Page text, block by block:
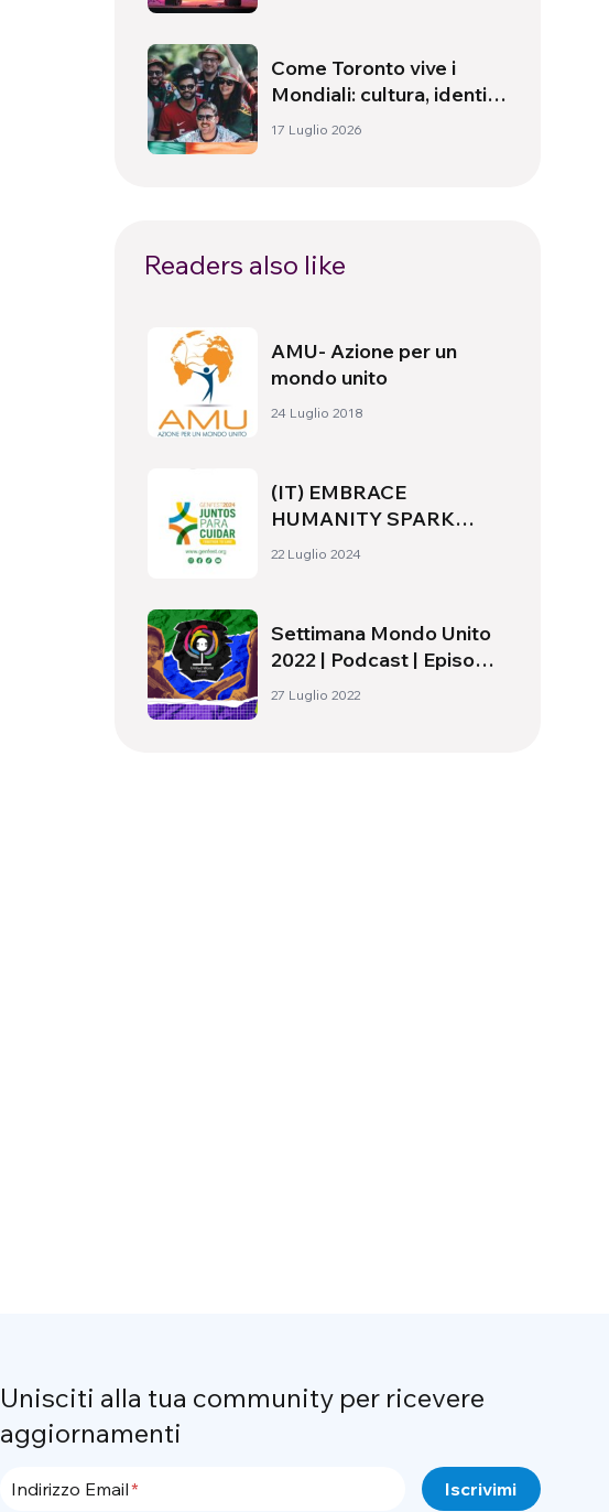
Come Toronto vive i
Mondiali: cultura, identità
e politica oltre il campo
17 Luglio 2026
Readers also like
AMU- Azione per un
mondo unito
24 Luglio 2018
(IT) EMBRACE
HUMANITY SPARK
CHANGE
22 Luglio 2024
Settimana Mondo Unito
2022 | Podcast | Episodio
#3
27 Luglio 2022
Unisciti alla tua community per ricevere
aggiornamenti
Indirizzo Email